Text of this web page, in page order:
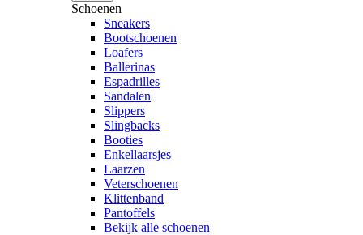
Schoenen
Sneakers
Bootschoenen
Loafers
Ballerinas
Espadrilles
Sandalen
Slippers
Slingbacks
Booties
Enkellaarsjes
Laarzen
Veterschoenen
Klittenband
Pantoffels
Bekijk alle schoenen